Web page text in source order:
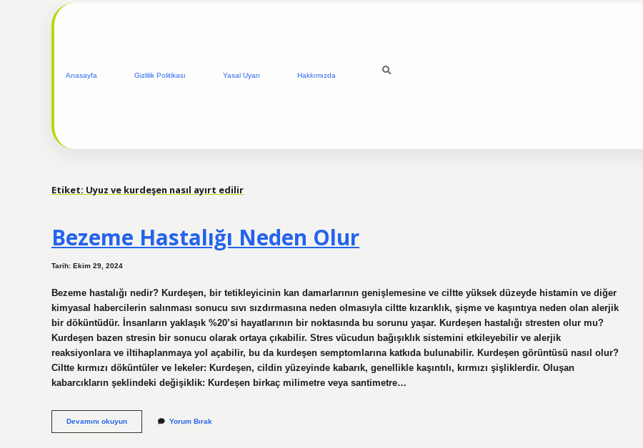
Anasayfa Gizlilik Politikası Yasal Uyarı Hakkımızda
Etiket: Uyuz ve kurdeşen nasıl ayırt edilir
Bezeme Hastalığı Neden Olur
Tarih: Ekim 29, 2024
Bezeme hastalığı nedir? Kurdeşen, bir tetikleyicinin kan damarlarının genişlemesine ve ciltte yüksek düzeyde histamin ve diğer
kimyasal habercilerin salınması sonucu sıvı sızdırmasına neden olmasıyla ciltte kızarıklık, şişme ve kaşıntıya neden olan alerjik
bir döküntüdür. İnsanların yaklaşık %20’si hayatlarının bir noktasında bu sorunu yaşar. Kurdeşen hastalığı stresten olur mu?
Kurdeşen bazen stresin bir sonucu olarak ortaya çıkabilir. Stres vücudun bağışıklık sistemini etkileyebilir ve alerjik
reaksiyonlara ve iltihaplanmaya yol açabilir, bu da kurdeşen semptomlarına katkıda bulunabilir. Kurdeşen görüntüsü nasıl olur?
Ciltte kırmızı döküntüler ve lekeler: Kurdeşen, cildin yüzeyinde kabarık, genellikle kaşıntılı, kırmızı şişliklerdir. Oluşan
kabarcıkların şeklindeki değişiklik: Kurdeşen birkaç milimetre veya santimetre…
Devamını okuyunBezeme
Hastalığı
Yorum Bırak